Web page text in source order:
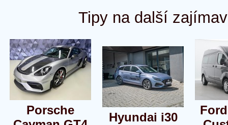
Tipy na další
Porsche
Hyundai i30